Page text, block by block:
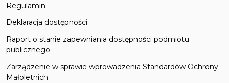
Regulamin
Deklaracja dostępności
Raport o stanie zapewniania dostępności podmiotu
publicznego
Zarządzenie w sprawie wprowadzenia Standardów Ochrony
Małoletnich